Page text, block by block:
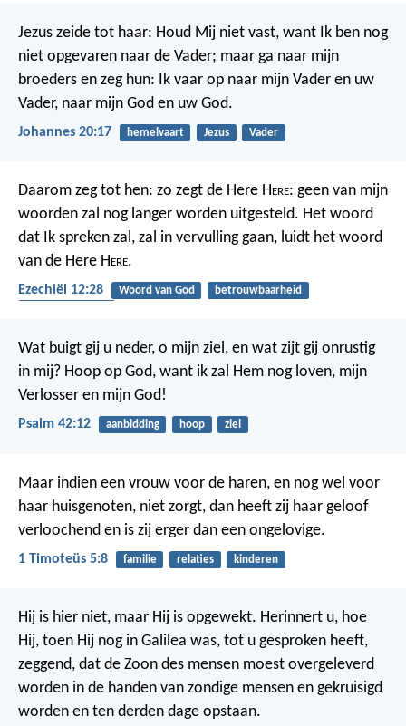
Jezus zeide tot haar: Houd Mij niet vast, want Ik ben nog
niet opgevaren naar de Vader; maar ga naar mijn
broeders en zeg hun: Ik vaar op naar mijn Vader en uw
Vader, naar mijn God en uw God.
Johannes 20:17 hemelvaart Jezus Vader
Daarom zeg tot hen: zo zegt de Here Here: geen van mijn
woorden zal nog langer worden uitgesteld. Het woord
dat Ik spreken zal, zal in vervulling gaan, luidt het woord
van de Here Here.
Ezechiël 12:28 Woord van God
betrouwbaarheid
Wat buigt gij u neder, o mijn ziel, en wat zijt gij onrustig
in mij? Hoop op God, want ik zal Hem nog loven, mijn
Verlosser en mijn God!
Psalm 42:12 aanbidding hoop ziel
Maar indien een vrouw voor de haren, en nog wel voor
haar huisgenoten, niet zorgt, dan heeft zij haar geloof
verloochend en is zij erger dan een ongelovige.
1 Timoteüs 5:8 familie relaties kinderen
Hij is hier niet, maar Hij is opgewekt. Herinnert u, hoe
Hij, toen Hij nog in Galilea was, tot u gesproken heeft,
zeggend, dat de Zoon des mensen moest overgeleverd
worden in de handen van zondige mensen en gekruisigd
worden en ten derden dage opstaan.